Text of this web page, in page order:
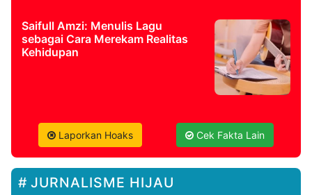
Saifull Amzi: Menulis Lagu
sebagai Cara Merekam Realitas
Kehidupan
Laporkan Hoaks Cek Fakta Lain
JURNALISME HIJAU